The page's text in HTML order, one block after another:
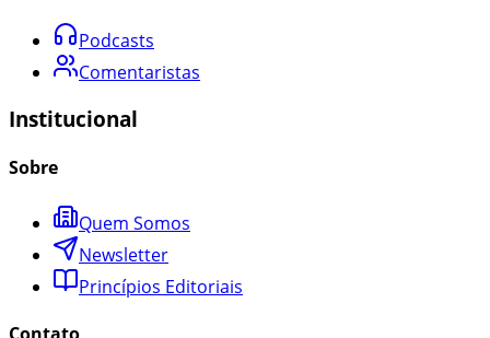
Podcasts
Comentaristas
Institucional
Sobre
Quem Somos
Newsletter
Princípios Editoriais